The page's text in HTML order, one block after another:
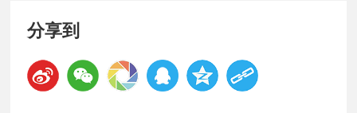
分享到